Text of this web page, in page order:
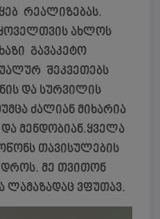
რეალიზებას.
ახლოს
გავაკეტო
შეკვეთებს
და სურვილის
ძალიან მიხარია
მენდობიან.ყველა
თავისულების
დროს. მე თვითონ
ლამაზადაც ვფუთავ.